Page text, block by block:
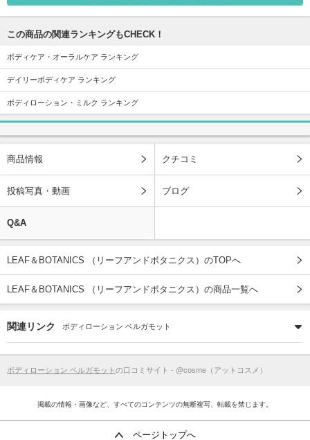
この商品の関連ランキングもCHECK！
ボディケア・オーラルケア ランキング
デイリーボディケア ランキング
ボディローション・ミルク ランキング
商品情報 クチコミ
投稿写真・動画 ブログ
Q&A
LEAF＆BOTANICS （リーフアンドボタニクス）のTOPへ
LEAF＆BOTANICS （リーフアンドボタニクス）の商品一覧へ
関連リンク ボディローション ベルガモット
ボディローション ベルガモット の口コミサイト - @cosme（アットコスメ）
掲載の情報・画像など、すべてのコンテンツの無断複写、転載を禁じます。
ページトップへ